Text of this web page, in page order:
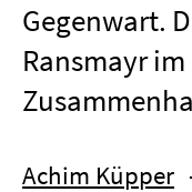
Gegenwart.
Ransmayr
Achim Küpper